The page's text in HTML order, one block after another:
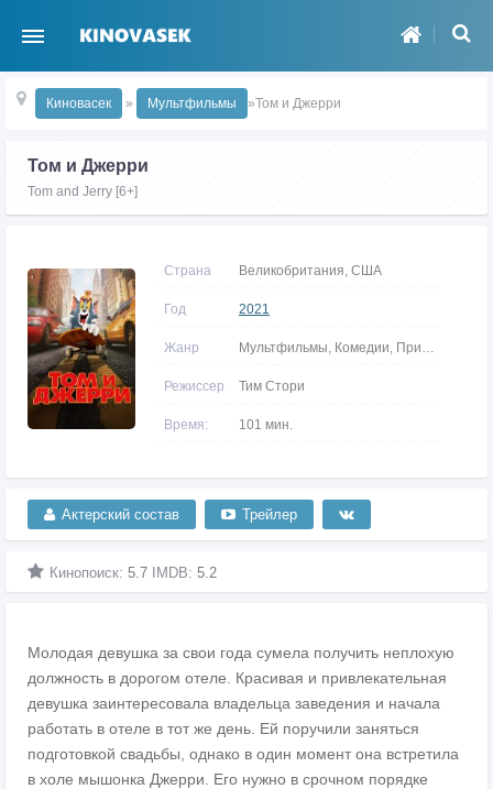
Киновасек » Мультфильмы »Том и Джерри
Том и Джерри
Tom and Jerry [6+]
Страна Великобритания, США
Год 2021
Жанр Мультфильмы, Комедии, Приключения, Семейные
Режиссер Тим Стори
Время: 101 мин.
Актерский состав Трейлер
Кинопоиск: 5.7 IMDB: 5.2
Молодая девушка за свои года сумела получить неплохую
должность в дорогом отеле. Красивая и привлекательная
девушка заинтересовала владельца заведения и начала
работать в отеле в тот же день. Ей поручили заняться
подготовкой свадьбы, однако в один момент она встретила
в холе мышонка Джерри. Его нужно в срочном порядке